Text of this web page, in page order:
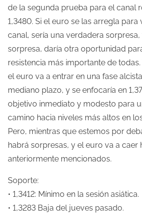
n
t
r
a
d
a
de la segunda prueba para el canal
1,3480. Si el euro se las arregla
canal, sería una verdadera sorpresa,
sorpresa, daría otra oportunidad
resistencia más importante de todas.
el euro va a entrar en una fase
mediano plazo, y se enfocaría en
objetivo inmediato y modesto para
camino hacia niveles más altos en
Pero, mientras que estemos por
habrá sorpresas, y el euro va a caer
anteriormente mencionados.
Soporte:
• 1,3412: Mínimo en la sesión asiática.
• 1,3283 Baja del jueves pasado.